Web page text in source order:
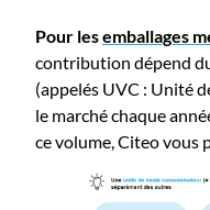
Pour lesemballages
contribution dépend
(appelés UVC : Unité
le marché chaque
ce volume, Citeo vous